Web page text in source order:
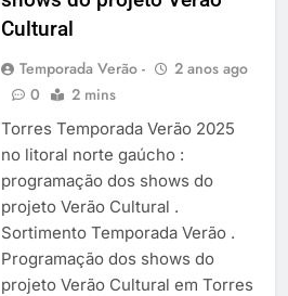
Cultural
Temporada Verão -
2 anos ago
0
2 mins
Torres Temporada Verão 2025
no litoral norte gaúcho :
programação dos shows do
projeto Verão Cultural .
Sortimento Temporada Verão .
Programação dos shows do
projeto Verão Cultural em Torres